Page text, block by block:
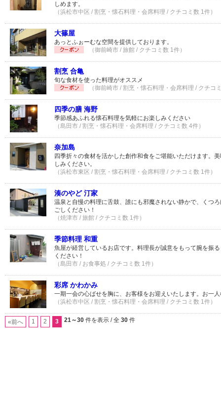
しめます。
（浜松市中区 / 割烹・懐石料理・会席料理 / クチコミ数 1件）
大篠屋
あっとふぉーむな空間を提供しております。
（御前崎市 / 旅館 / クチコミ数 1件）
割烹 合亀
旬な食材を使った料理がオススメ
（御前崎市 / 割烹・懐石料理・会席料理 / クチコ
四季の膳 海野
季節感あふれる懐石料理を気軽にお楽しみください
（島田市 / 割烹・懐石料理・会席料理 / クチコミ数 4件）
奈加島
四季折々の食材を活かした創作和食をご堪能いただけます。
しみください。
（浜松市東区 / 割烹・懐石料理・会席料理 / クチコミ数 1件）
湊のやど 汀家
温泉と自慢の料理に舌鼓、誰にも邪魔されない静かで、くつ
ごしください！
（焼津市 / 旅館 / クチコミ数 1件）
季節料理 和重
魚屋が経営しているお店です。料理長が誠意をもって腕を振
ください！
（島田市 / お食事処 / クチコミ数 1件）
彩席 かわかみ
一期一会の心ばせを胸に、お客様をお迎えいたします。お一
（浜松市中区 / 割烹・懐石料理・会席料理 / クチコミ数 1件）
«前へ 1 2 3 21～30 件を表示 / 全 30 件